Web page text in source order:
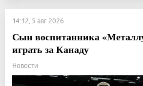
14:12, 5 авг 2026
Сын воспитанника
играть за Канаду
Новости